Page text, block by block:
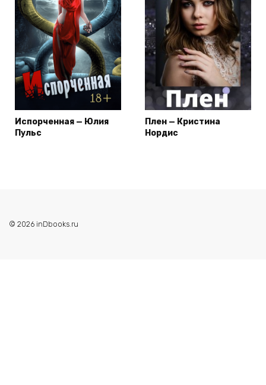
Испорченная — Юлия
Пульс
Плен — Кристина
Нордис
© 2026 inDbooks.ru